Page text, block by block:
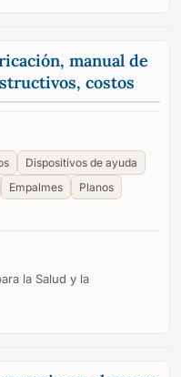
manual de
costos
Dispositivos de ayuda
Empalmes
Planos
la Salud y la